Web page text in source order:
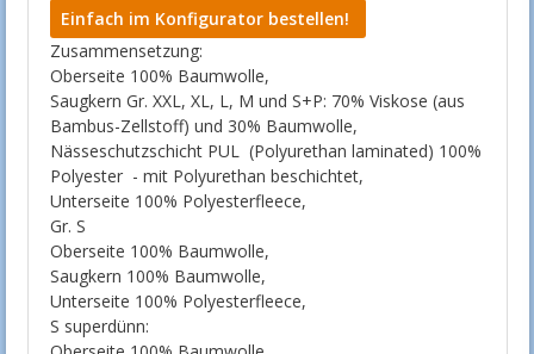
Einfach im Konfigurator bestellen!
Zusammensetzung:
Oberseite 100% Baumwolle,
Saugkern Gr. XXL, XL, L, M und S+P: 70% Viskose (aus
Bambus-Zellstoff) und 30% Baumwolle,
Nässeschutzschicht PUL (Polyurethan laminated) 100%
Polyester - mit Polyurethan beschichtet,
Unterseite 100% Polyesterfleece,
Gr. S
Oberseite 100% Baumwolle,
Saugkern 100% Baumwolle,
Unterseite 100% Polyesterfleece,
S superdünn: